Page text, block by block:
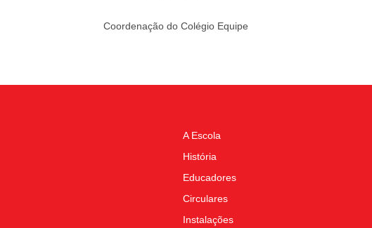
Coordenação do Colégio Equipe
A Escola
História
Educadores
Circulares
Instalações